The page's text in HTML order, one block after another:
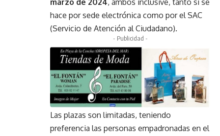
hace por sede electrónica como por el SAC
(Servicio de Atención al Ciudadano).
- Publicidad -
Las plazas son limitadas, teniendo
preferencia las personas empadronadas en el